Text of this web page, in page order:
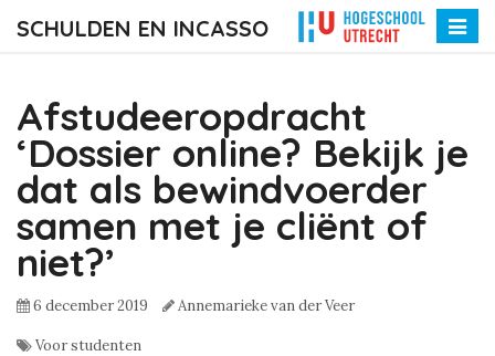
SCHULDEN EN INCASSO
Toggle
Afstudeeropdracht
‘Dossier online? Bekijk je
dat als bewindvoerder
samen met je cliënt of
niet?’
6 december 2019 Annemarieke van der Veer
Voor studenten